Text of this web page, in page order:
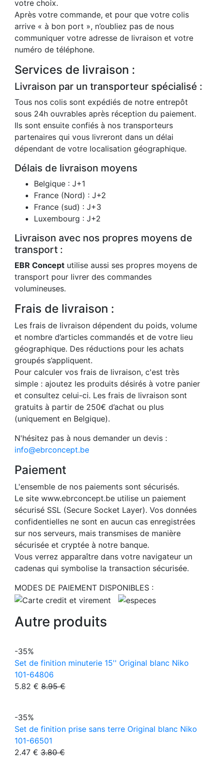
votre choix.
Après votre commande, et pour que votre colis
arrive « à bon port », n’oubliez pas de nous
communiquer votre adresse de livraison et votre
numéro de téléphone.
Services de livraison :
Livraison par un transporteur spécialisé :
Tous nos colis sont expédiés de notre entrepôt
sous 24h ouvrables après réception du paiement.
Ils sont ensuite confiés à nos transporteurs
partenaires qui vous livreront dans un délai
dépendant de votre localisation géographique.
Délais de livraison moyens
Belgique : J+1
France (Nord) : J+2
France (sud) : J+3
Luxembourg : J+2
Livraison avec nos propres moyens de
transport :
EBR Concept utilise aussi ses propres moyens de
transport pour livrer des commandes
volumineuses.
Frais de livraison :
Les frais de livraison dépendent du poids, volume
et nombre d’articles commandés et de votre lieu
géographique. Des réductions pour les achats
groupés s’appliquent.
Pour calculer vos frais de livraison, c'est très
simple : ajoutez les produits désirés à votre panier
et consultez celui-ci. Les frais de livraison sont
gratuits à partir de 250€ d’achat ou plus
(uniquement en Belgique).
N'hésitez pas à nous demander un devis :
info@ebrconcept.be
Paiement
L'ensemble de nos paiements sont sécurisés.
Le site www.ebrconcept.be utilise un paiement
sécurisé SSL (Secure Socket Layer). Vos données
confidentielles ne sont en aucun cas enregistrées
sur nos serveurs, mais transmises de manière
sécurisée et cryptée à notre banque.
Vous verrez apparaître dans votre navigateur un
cadenas qui symbolise la transaction sécurisée.
MODES DE PAIEMENT DISPONIBLES :
Autre produits
-35%
Set de finition minuterie 15'' Original blanc Niko
101-64806
5.82 € 8.95 €
-35%
Set de finition prise sans terre Original blanc Niko
101-66501
2.47 € 3.80 €